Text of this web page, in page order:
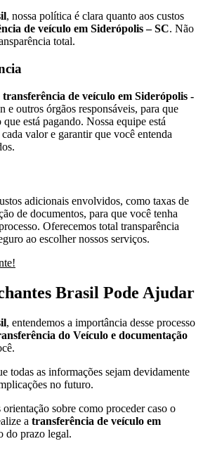
, nossa política é clara quanto aos custos
de veículo em Siderópolis – SC. Não
total.
transferência de veículo em Siderópolis -
e outros órgãos responsáveis, para que
está pagando. Nossa equipe está
valor e garantir que você entenda
adicionais envolvidos, como taxas de
de documentos, para que você tenha
Oferecemos total transparência
ao escolher nossos serviços.
Brasil Pode Ajudar
, entendemos a importância desse processo
do Veículo e documentação
todas as informações sejam devidamente
no futuro.
sobre como proceder caso o
a transferência de veículo em
do prazo legal.